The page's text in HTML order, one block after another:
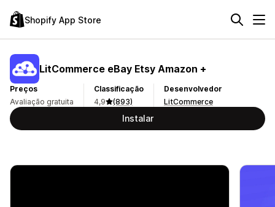
Shopify App Store
LitCommerce eBay Etsy Amazon +
Preços
Avaliação gratuita
Classificação
4,9
(893)
Desenvolvedor
LitCommerce
Instalar